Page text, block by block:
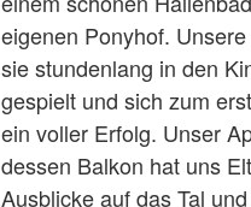
eigenen Ponyhof.
sie stundenlang in den
gespielt und sich zum
ein voller Erfolg. Unser
dessen Balkon hat uns
Ausblicke auf das Tal